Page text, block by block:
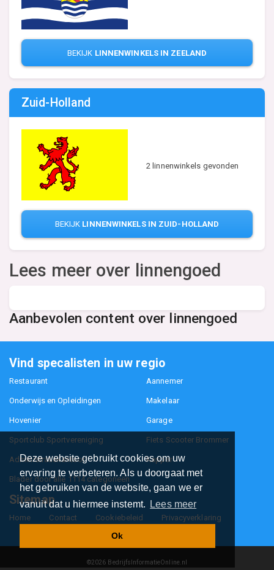
Deze website gebruikt cookies om uw
ervaring te verbeteren. Als u doorgaat met
het gebruiken van de website, gaan we er
vanuit dat u hiermee instemt.
Lees meer
Ok
BEKIJK LINNENWINKELS IN ZEELAND
Zuid-Holland
2 linnenwinkels gevonden
BEKIJK LINNENWINKELS IN ZUID-HOLLAND
Lees meer over linnengoed
Aanbevolen content over linnengoed
Vind specalisten in uw regio
Restaurant Aannemer
Onderwijs en Opleidingen Makelaar
Hovenier Garage
Sportclub Sportvereniging Fiets Scooter Brommer
Administratiekantoor Kapper
Blader door alle 1114 categorieën
Sitemap
Home Contact Cookiebeleid Privacyverklaring
©2026 BedrijfsInformatieOnline.nl